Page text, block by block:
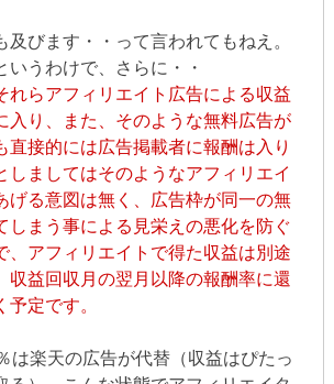
及びます・・って言われてもねえ。
いうわけで、さらに・・
れらアフィリエイト広告による収益
入り、また、そのような無料広告が
直接的には広告掲載者に報酬は入り
しましてはそのようなアフィリエイ
げる意図は無く、広告枠が同一の無
しまう事による見栄えの悪化を防ぐ
、アフィリエイトで得た収益は別途
収益回収月の翌月以降の報酬率に還
定です。
は楽天の広告が代替（収益はぴたっ